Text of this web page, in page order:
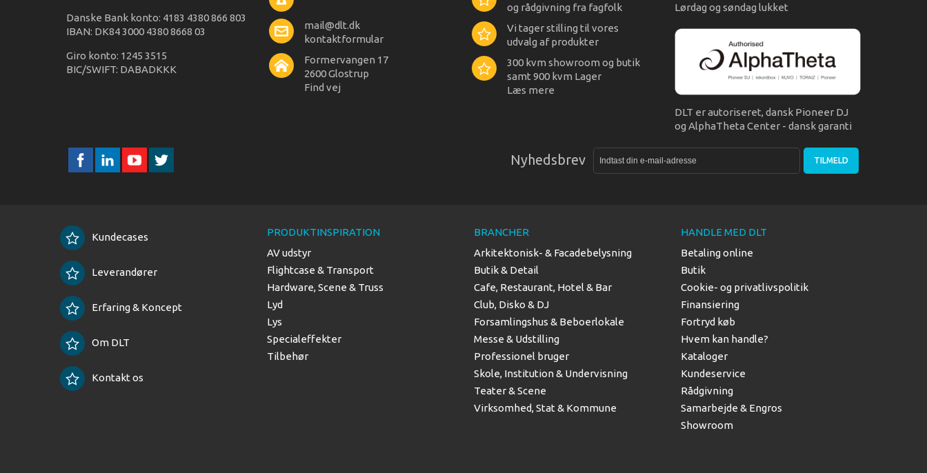
Danske Bank konto: 4183 4380 866 803
IBAN: DK84 3000 4380 8668 03
Giro konto: 1245 3515
BIC/SWIFT: DABADKKK
mail@dlt.dk
kontaktformular
Formervangen 17
2600 Glostrup
Find vej
og rådgivning fra fagfolk
Vi tager stilling til vores
udvalg af produkter
300 kvm showroom og butik
samt 900 kvm Lager
Læs mere
Lørdag og søndag lukket
DLT er autoriseret, dansk Pioneer DJ
og AlphaTheta Center - dansk garanti
Nyhedsbrev TILMELD
Kundecases
Leverandører
Erfaring & Koncept
Om DLT
Kontakt os
PRODUKTINSPIRATION
AV udstyr
Flightcase & Transport
Hardware, Scene & Truss
Lyd
Lys
Specialeffekter
Tilbehør
BRANCHER
Arkitektonisk- & Facadebelysning
Butik & Detail
Cafe, Restaurant, Hotel & Bar
Club, Disko & DJ
Forsamlingshus & Beboerlokale
Messe & Udstilling
Professionel bruger
Skole, Institution & Undervisning
Teater & Scene
Virksomhed, Stat & Kommune
HANDLE MED DLT
Betaling online
Butik
Cookie- og privatlivspolitik
Finansiering
Fortryd køb
Hvem kan handle?
Kataloger
Kundeservice
Rådgivning
Samarbejde & Engros
Showroom